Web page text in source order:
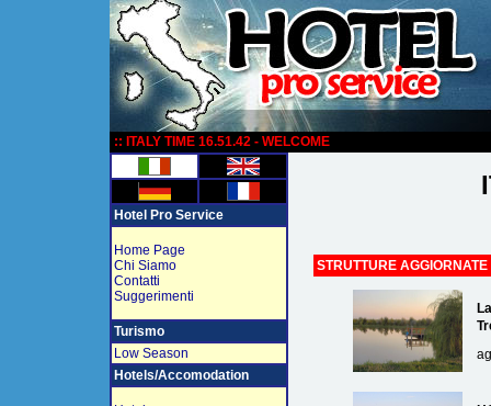
:: ITALY TIME 16.51.42 - WELCOME
Hotel Pro Service
Home Page
Chi Siamo
Contatti
Suggerimenti
Turismo
Low Season
Hotels/Accomodation
STRUTTURE